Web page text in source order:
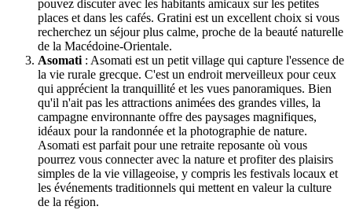
pouvez discuter avec les habitants amicaux sur les petites
places et dans les cafés. Gratini est un excellent choix si vous
recherchez un séjour plus calme, proche de la beauté naturelle
de la Macédoine-Orientale.
Asomati : Asomati est un petit village qui capture l'essence de
la vie rurale grecque. C'est un endroit merveilleux pour ceux
qui apprécient la tranquillité et les vues panoramiques. Bien
qu'il n'ait pas les attractions animées des grandes villes, la
campagne environnante offre des paysages magnifiques,
idéaux pour la randonnée et la photographie de nature.
Asomati est parfait pour une retraite reposante où vous
pourrez vous connecter avec la nature et profiter des plaisirs
simples de la vie villageoise, y compris les festivals locaux et
les événements traditionnels qui mettent en valeur la culture
de la région.